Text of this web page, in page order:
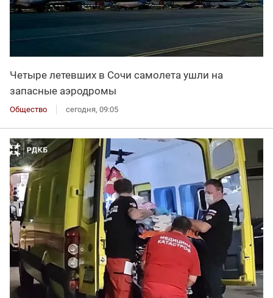
Четыре летевших в Сочи самолета ушли на
запасные аэродромы
Общество сегодня, 09:05